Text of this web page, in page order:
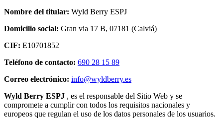
Nombre del titular: Wyld Berry ESPJ
Domicilio social: Gran via 17 B, 07181 (Calviá)
CIF: E10701852
Teléfono de contacto: 690 28 15 89‬
Correo electrónico: info@wyldberry.es
Wyld Berry ESPJ , es el responsable del Sitio Web y se
compromete a cumplir con todos los requisitos nacionales y
europeos que regulan el uso de los datos personales de los usuarios.